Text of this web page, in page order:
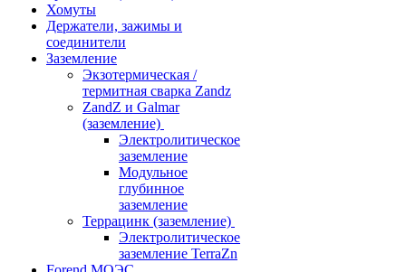
Хомуты
Держатели, зажимы и
соединители
Заземление
Экзотермическая /
термитная сварка Zandz
ZandZ и Galmar
(заземление)
Электролитическое
заземление
Модульное
глубинное
заземление
Террацинк (заземление)
Электролитическое
заземление TerraZn